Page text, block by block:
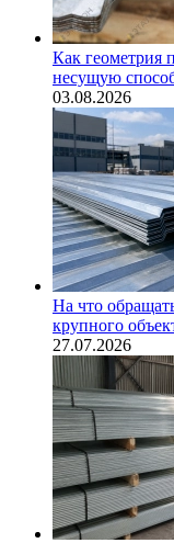
Как геометрия
несущую
03.08.2026
На что
крупного
27.07.2026